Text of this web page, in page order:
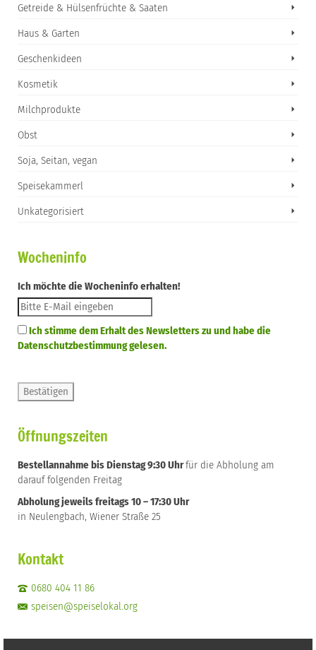
Getreide & Hülsenfrüchte & Saaten
Haus & Garten
Geschenkideen
Kosmetik
Milchprodukte
Obst
Soja, Seitan, vegan
Speisekammerl
Unkategorisiert
Wocheninfo
Ich möchte die Wocheninfo erhalten!
Ich stimme dem Erhalt des Newsletters zu und habe die
Datenschutzbestimmung gelesen.
Öffnungszeiten
Bestellannahme bis Dienstag 9:30 Uhrfür die Abholung am
darauf folgenden Freitag
Abholung jeweils freitags 10 – 17:30 Uhr
in Neulengbach, Wiener Straße 25
Kontakt
0680 404 11 86
speisen@speiselokal.org